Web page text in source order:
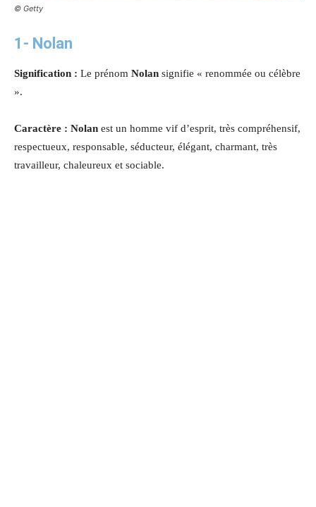
© Getty
1- Nolan
Signification : Le prénom Nolan signifie « renommée ou célèbre
».
Caractère : Nolan est un homme vif d’esprit, très compréhensif,
respectueux, responsable, séducteur, élégant, charmant, très
travailleur, chaleureux et sociable.